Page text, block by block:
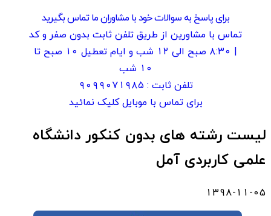
برای پاسخ به سوالات خود با مشاوران ما تماس بگیرید
تماس با مشاورین از طریق تلفن ثابت بدون صفر و کد
| ۸:۳۰ صبح الی ۱۲ شب و ایام تعطیل ۱۰ صبح تا
۱۰ شب
تلفن ثابت : ۹۰۹۹۰۷۱۹۸۵
برای تماس با موبایل کلیک نمائید
لیست رشته های بدون کنکور دانشگاه
علمی کاربردی آمل
1398-11-05